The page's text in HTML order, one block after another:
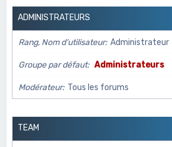
ADMINISTRATEURS
Rang, Nom d’utilisateur Administrateur
Groupe par défaut Administrateurs
Modérateur Tous les forums
TEAM